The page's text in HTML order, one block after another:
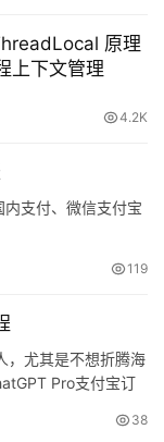
原理
上下文管理
4.2K
支付、微信支付宝
119
，尤其是不想折腾海
Pro支付宝订
，会员续费前要看
38